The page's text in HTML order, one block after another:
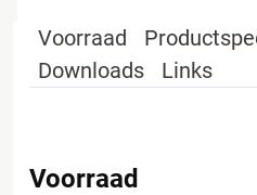
Voorraad
Downloads
Links
Voorraad